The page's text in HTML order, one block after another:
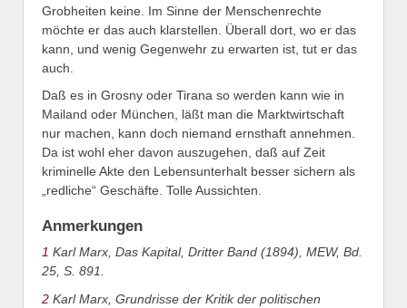
Grobheiten keine. Im Sinne der Menschenrechte
möchte er das auch klarstellen. Überall dort, wo er das
kann, und wenig Gegenwehr zu erwarten ist, tut er das
auch.
Daß es in Grosny oder Tirana so werden kann wie in
Mailand oder München, läßt man die Marktwirtschaft
nur machen, kann doch niemand ernsthaft annehmen.
Da ist wohl eher davon auszugehen, daß auf Zeit
kriminelle Akte den Lebensunterhalt besser sichern als
„redliche“ Geschäfte. Tolle Aussichten.
Anmerkungen
1 Karl Marx, Das Kapital, Dritter Band (1894), MEW, Bd.
25, S. 891.
2 Karl Marx, Grundrisse der Kritik der politischen